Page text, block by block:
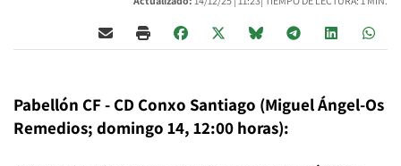
Pabellón CF - CD Conxo Santiago (Miguel Ángel-Os
Remedios; domingo 14, 12:00 horas):